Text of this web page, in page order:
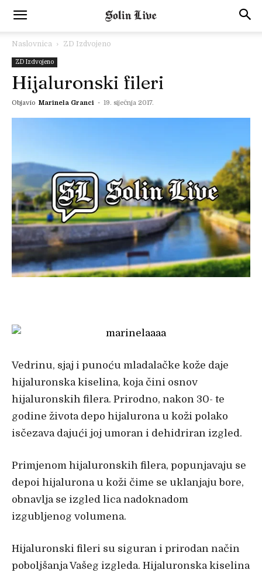
Naslovnica ZD Izdvojeno
ZD Izdvojeno
Hijaluronski fileri
Objavio Marinela Granci - 19. siječnja 2017.
Vedrinu, sjaj i punoću mladalačke kože daje
hijaluronska kiselina, koja čini osnov
hijaluronskih filera. Prirodno, nakon 30- te
godine života depo hijalurona u koži polako
isčezava dajući joj umoran i dehidriran izgled.
Primjenom hijaluronskih filera, popunjavaju se
depoi hijalurona u koži čime se uklanjaju bore,
obnavlja se izgled lica nadoknadom
izgubljenog volumena.
Hijaluronski fileri su siguran i prirodan način
poboljšanja Vašeg izgleda. Hijaluronska kiselina